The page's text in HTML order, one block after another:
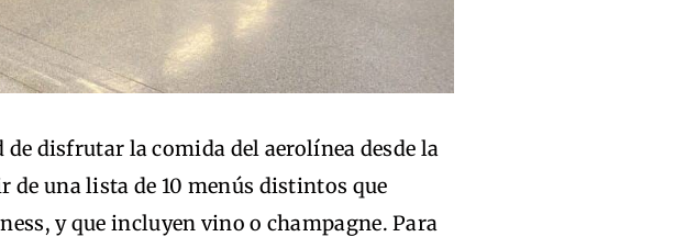
disfrutar la comida del aerolínea desde la
de una lista de 10 menús distintos que
y que incluyen vino o champagne. Para